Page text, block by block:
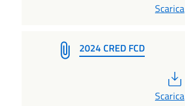
Scarica
2024 CRED FCD
Scarica